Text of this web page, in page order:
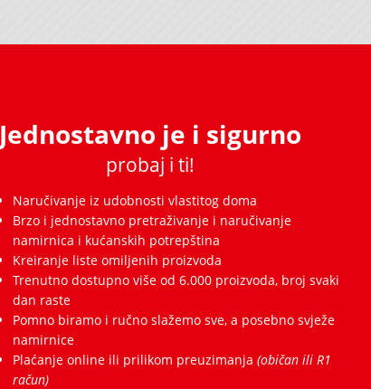
Jednostavno je i sigurno
probaj i ti!
Naručivanje iz udobnosti vlastitog doma
Brzo i jednostavno pretraživanje i naručivanje
namirnica i kućanskih potrepština
Kreiranje liste omiljenih proizvoda
Trenutno dostupno više od 6.000 proizvoda, broj svaki
dan raste
Pomno biramo i ručno slažemo sve, a posebno svježe
namirnice
Plaćanje online ili prilikom preuzimanja (običan ili R1
račun)